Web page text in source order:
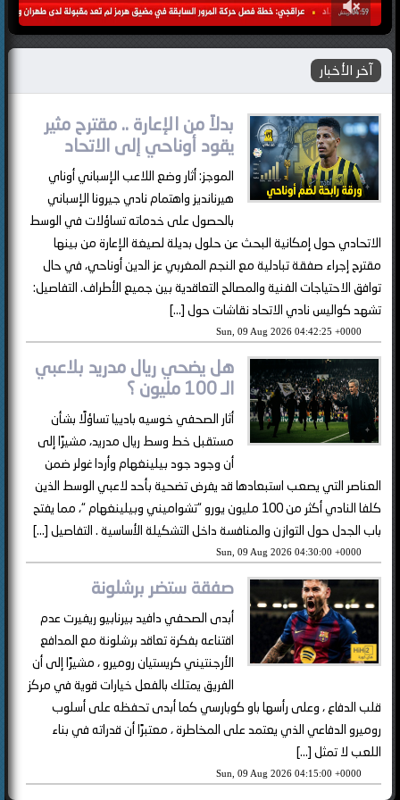
آخر الأخبار
بدلاً من الإعارة .. مقترح مثير
يقود أوناحي إلى الاتحاد
الموجز: أثار وضع اللاعب الإسباني أوناي
هيرنانديز واهتمام نادي جيرونا الإسباني
بالحصول على خدماته تساؤلات في الوسط
الاتحادي حول إمكانية البحث عن حلول بديلة لصيغة الإعارة من بينها
مقترح إجراء صفقة تبادلية مع النجم المغربي عز الدين أوناحي، في حال
توافق الاحتياجات الفنية والمصالح التعاقدية بين جميع الأطراف. التفاصيل:
تشهد كواليس نادي الاتحاد نقاشات حول […]
Sun, 09 Aug 2026 04:42:25 +0000
هل يضحي ريال مدريد بلاعبي
الـ 100 مليون ؟
أثار الصحفي خوسيه بادييا تساؤلًا بشأن
مستقبل خط وسط ريال مدريد، مشيرًا إلى
أن وجود جود بيلينغهام وأردا غولر ضمن
العناصر التي يصعب استبعادها قد يفرض تضحية بأحد لاعبي الوسط الذين
كلفا النادي أكثر من 100 مليون يورو “تشواميني وبيلينغهام “، مما يفتح
باب الجدل حول التوازن والمنافسة داخل التشكيلة الأساسية . التفاصيل […]
Sun, 09 Aug 2026 04:30:00 +0000
صفقة ستضر برشلونة
أبدى الصحفي دافيد بيرنابيو ريفيرت عدم
اقتناعه بفكرة تعاقد برشلونة مع المدافع
الأرجنتيني كريستيان روميرو ، مشيرًا إلى أن
الفريق يمتلك بالفعل خيارات قوية في مركز
قلب الدفاع ، وعلى رأسها باو كوبارسي كما أبدى تحفظه على أسلوب
روميرو الدفاعي الذي يعتمد على المخاطرة ، معتبرًا أن قدراته في بناء
اللعب لا تمثل […]
Sun, 09 Aug 2026 04:15:00 +0000